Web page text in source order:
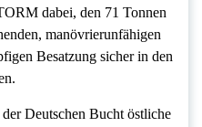
dabei, den 71 Tonnen
manövrierunfähigen
Besatzung sicher in den
Deutschen Bucht östliche